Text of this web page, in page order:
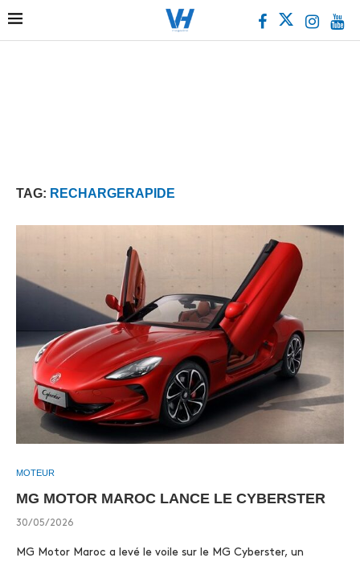
TAG: RECHARGERAPIDE
MOTEUR
MG MOTOR MAROC LANCE LE CYBERSTER
30/05/2026
MG Motor Maroc a levé le voile sur le MG Cyberster, un